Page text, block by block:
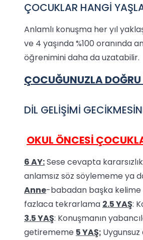
ÇOCUKLAR HANGİ
Anlamlı konuşma her yıl
ve 4 yaşında %100 oranında
öğrenimini daha da uzatabilir.
ÇOCUĞUNUZLA
DİL GELİŞİMİ
OKUL ÖNCESİ
6 AY:Sese cevapta
anlamsız söz söylememe ya
Anne-babadan başka
fazlaca tekrarlama 2.5 YAŞ:
3.5 YAŞ: Konuşmanın
getirememe 5 YAŞ: